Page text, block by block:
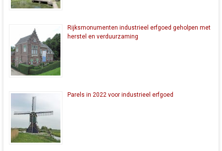
Rijksmonumenten industrieel erfgoed geholpen met
herstel en verduurzaming
Parels in 2022 voor industrieel erfgoed